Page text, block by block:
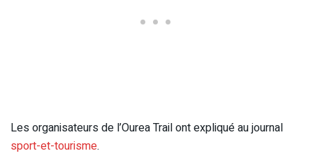
Les organisateurs de l’Ourea Trail ont expliqué au journal
sport-et-tourisme.